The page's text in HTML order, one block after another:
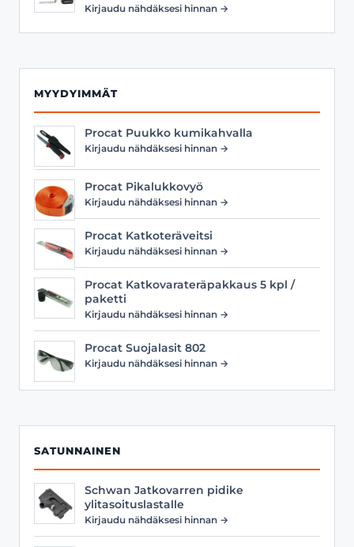
Kirjaudu nähdäksesi hinnan →
MYYDYIMMÄT
Procat Puukko kumikahvalla
Kirjaudu nähdäksesi hinnan →
Procat Pikalukkovyö
Kirjaudu nähdäksesi hinnan →
Procat Katkoteräveitsi
Kirjaudu nähdäksesi hinnan →
Procat Katkovarateräpakkaus 5 kpl /
paketti
Kirjaudu nähdäksesi hinnan →
Procat Suojalasit 802
Kirjaudu nähdäksesi hinnan →
SATUNNAINEN
Schwan Jatkovarren pidike
ylitasoituslastalle
Kirjaudu nähdäksesi hinnan →